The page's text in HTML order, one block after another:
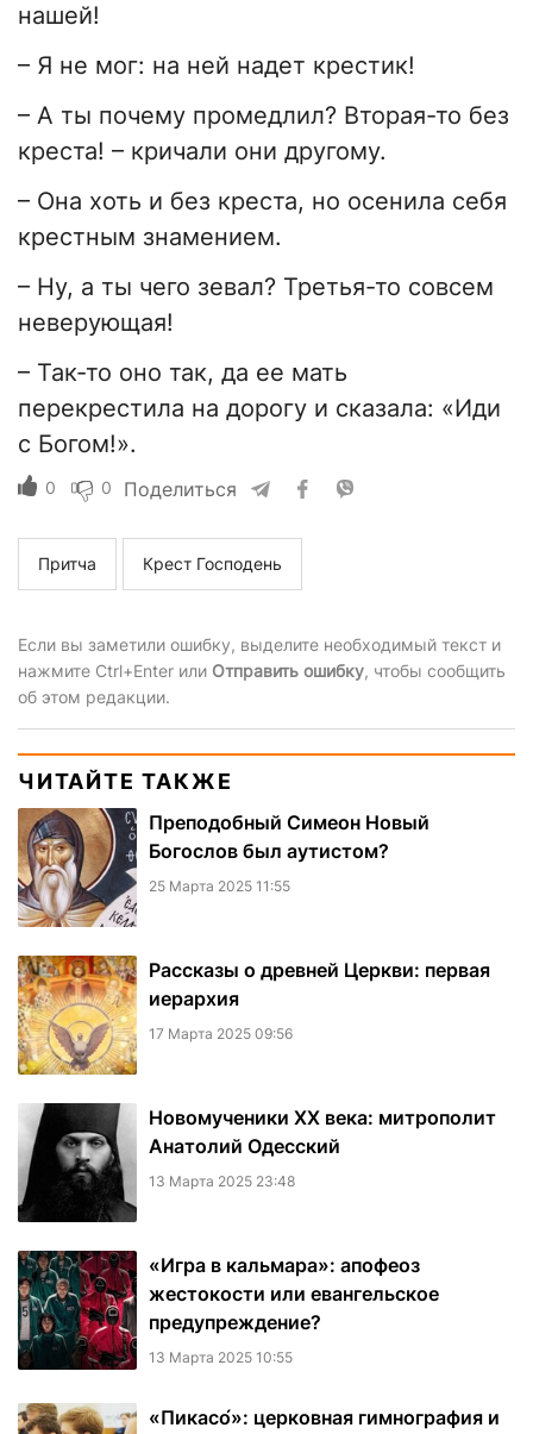
нашей!
– Я не мог: на ней надет крестик!
– А ты почему промедлил? Вторая-то без
креста! – кричали они другому.
– Она хоть и без креста, но осенила себя
крестным знамением.
– Ну, а ты чего зевал? Третья-то совсем
неверующая!
– Так-то оно так, да ее мать
перекрестила на дорогу и сказала: «Иди
с Богом!».
0 0 Поделиться
Притча Крест Господень
Если вы заметили ошибку, выделите необходимый текст и
нажмите Ctrl+Enter или Отправить ошибку, чтобы сообщить
об этом редакции.
ЧИТАЙТЕ ТАКЖЕ
Преподобный Симеон Новый
Богослов был аутистом?
25 Марта 2025 11:55
Рассказы о древней Церкви: первая
иерархия
17 Марта 2025 09:56
Новомученики XX века: митрополит
Анатолий Одесский
13 Марта 2025 23:48
«Игра в кальмара»: апофеоз
жестокости или евангельское
предупреждение?
13 Марта 2025 10:55
«Пикасо́»: церковная гимнография и